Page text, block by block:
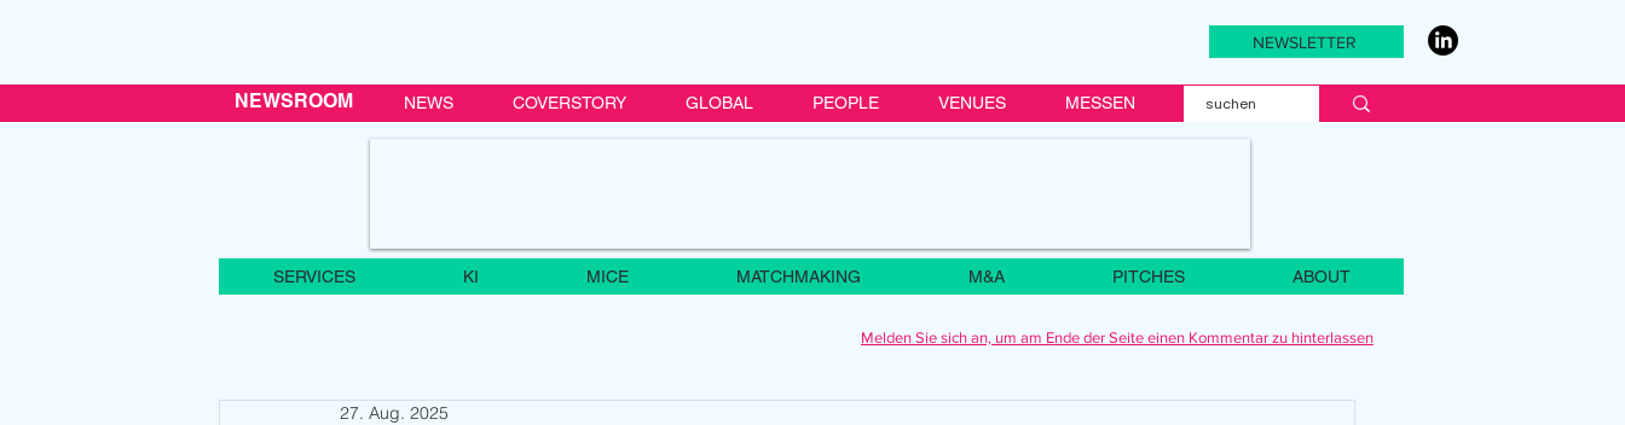
NEWSLETTER
NEWS COVERSTORY GLOBAL PEOPLE VENUES MESSEN
NEWSROOM
SERVICES KI MICE MATCHMAKING M&A PITCHES ABOUT
Melden Sie sich an, um am Ende der Seite einen Kommentar zu hinterlassen
27. Aug. 2025